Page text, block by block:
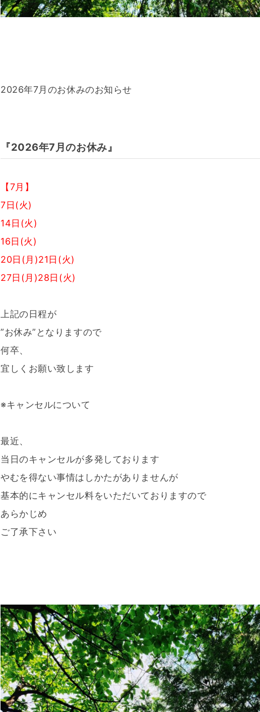
2026年7月のお休みのお知らせ
『2026年7月のお休み』
【7月】
7日(火)
14日(火)
16日(火)
20日(月)21日(火)
27日(月)28日(火)
上記の日程が
”お休み”となりますので
何卒、
宜しくお願い致します
※キャンセルについて
最近、
当日のキャンセルが多発しております
やむを得ない事情はしかたがありませんが
基本的にキャンセル料をいただいておりますので
あらかじめ
ご了承下さい